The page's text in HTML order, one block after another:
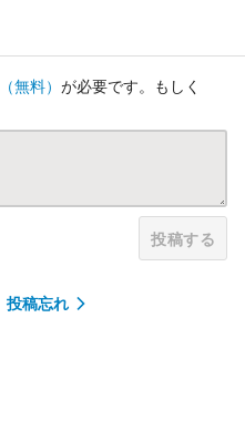
（無料） が必要です。もしく
投稿する
投稿忘れ